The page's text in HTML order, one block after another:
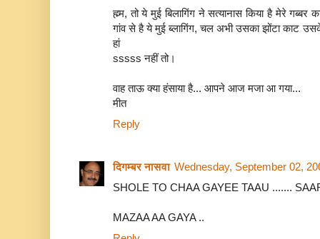
ह्म्म, तो ये मुई बिलागिंग ने सत्यानास किया है मेरे गब्बर
गांव से है ये मुई ब्लागिंग, चल अभी उसका झोंटा काट उसके
हां
sssss नहीं तो।
वाह ताऊ क्या हंसाया है... आपने आज मजा आ गया...
मीत
Reply
दिगम्बर नासवा Wednesday, September 02,
SHOLE TO CHAA GAYEE TAAU .......
MAZAA AA GAYA ..